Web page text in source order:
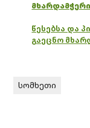
მხარდამჭერი
წესებსა და
გაეცნო
სომხეთი